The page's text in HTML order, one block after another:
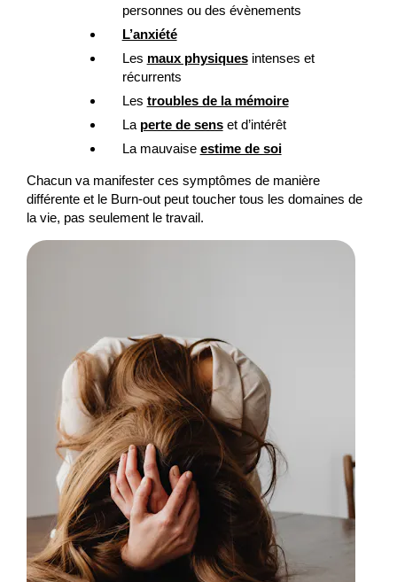
personnes ou des évènements
L’anxiété
Les maux physiquesintenses et
récurrents
Les troubles de la mémoire
La perte de senset d’intérêt
La mauvaise estime de soi
Chacun va manifester ces symptômes de manière
différente et le Burn-out peut toucher tous les domaines de
la vie, pas seulement le travail.